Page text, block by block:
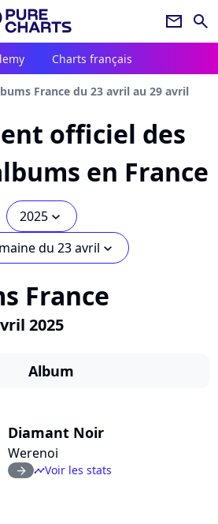
newsletter search
Charts français
France du 23 avril au 29 avril
officiel des
en France
2025 chevron_bot
du 23 avril chevron_bot
France
2025
Album
Diamant Noir
Werenoi
arrow_right timelineVoir les stats